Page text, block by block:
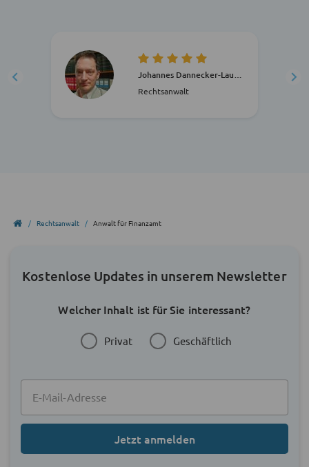
Johannes Dannecker-Lauren
Rechtsanwalt
Rechtsanwalt Anwalt für Finanzamt
Kostenlose Updates in unserem Newsletter
Welcher Inhalt ist für Sie interessant?
Privat Geschäftlich
Jetzt anmelden